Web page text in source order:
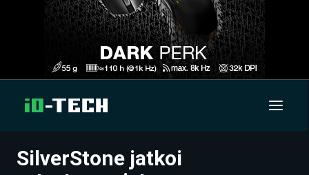
UUTISET
SilverStone jatkoi